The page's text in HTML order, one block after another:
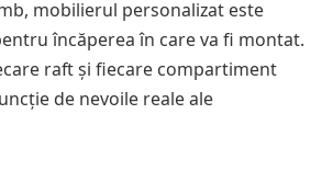
mobilierul personalizat este
încăperea în care va fi montat.
raft și fiecare compartiment
de nevoile reale ale